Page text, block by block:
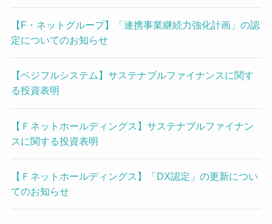
【F・ネットグループ】「連携事業継続力強化計画」の認
定についてのお知らせ
【ベジフルシステム】サステナブルファイナンスに関す
る投資表明
【Ｆネットホールディングス】サステナブルファイナン
スに関する投資表明
【Ｆネットホールディングス】「DX認定」の更新につい
てのお知らせ